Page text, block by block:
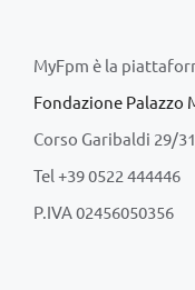
MyFpm è la
Fondazione Palazzo
Corso Garibaldi 29/
Tel +39 0522 444446
P.IVA 02456050356